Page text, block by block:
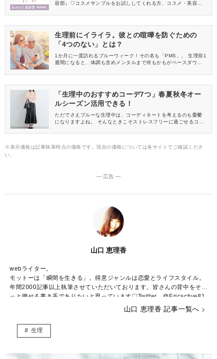
容部』♡コスメサンプルをお試ししてくれる方、コスメ・美容情報
生理前にイライラ。彼との喧嘩を防ぐための
「4つのない」とは？
1か月に一度訪れるブルーウィーク！その名も「PMS」。 生理前1
週間になると、体調も含めメンタルまで何もかもがペースダウ
いという人もいるでしょう。 そんなときに限って喧嘩しやすい原
ても心穏やかに過ごしていたいものですよね。そこで今回は、生
理前に入ったらしない、4つのリストをご紹介いたします。
「生理中のおすすめコーデ7つ」春夏秋冬オー
ルシーズン活用できる！
ただでさえブルーな生理中は、コーディネートを考えるのも憂鬱
になりますよね。 そんなときこそストレスフリーに過ごせるコー
※表示価格は記事執筆時点の価格です。現在の価格については各サイトでご確認くださ
い。
― 広告 ―
山口 恵理香
webライター。
モットーは「瞬間を生きる」。得意ジャンルは恋愛とライフスタイル。
年間2000記事以上執筆させていただいております。皆さんの背中をそ
っと押せる書き手でありたいと思っています♡Twitter→@Ericactive81
http://ameblo.jp/erica111811/
山口 恵理香 記事一覧へ
生理